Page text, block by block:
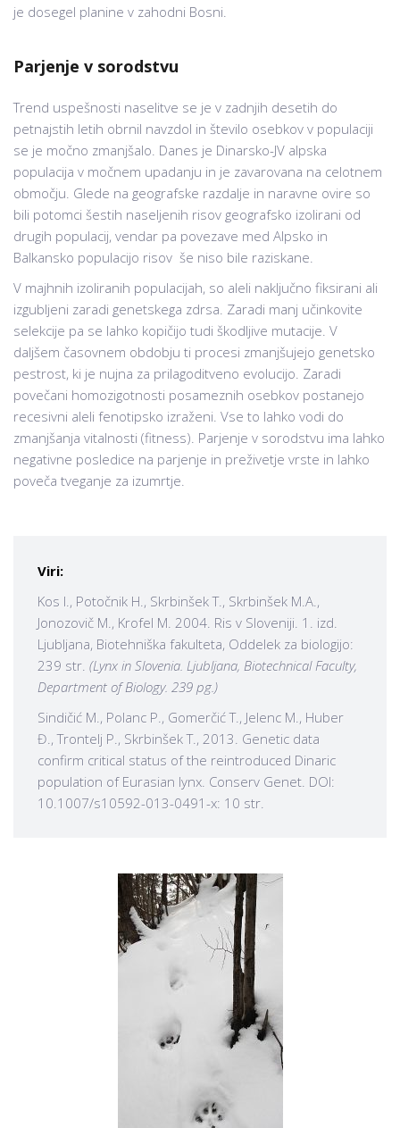
je dosegel planine v zahodni Bosni.
Parjenje v sorodstvu
Trend uspešnosti naselitve se je v zadnjih desetih do
petnajstih letih obrnil navzdol in število osebkov v populaciji
se je močno zmanjšalo. Danes je Dinarsko-JV alpska
populacija v močnem upadanju in je zavarovana na celotnem
območju. Glede na geografske razdalje in naravne ovire so
bili potomci šestih naseljenih risov geografsko izolirani od
drugih populacij, vendar pa povezave med Alpsko in
Balkansko populacijo risov še niso bile raziskane.
V majhnih izoliranih populacijah, so aleli naključno fiksirani ali
izgubljeni zaradi genetskega zdrsa. Zaradi manj učinkovite
selekcije pa se lahko kopičijo tudi škodljive mutacije. V
daljšem časovnem obdobju ti procesi zmanjšujejo genetsko
pestrost, ki je nujna za prilagoditveno evolucijo. Zaradi
povečani homozigotnosti posameznih osebkov postanejo
recesivni aleli fenotipsko izraženi. Vse to lahko vodi do
zmanjšanja vitalnosti (fitness). Parjenje v sorodstvu ima lahko
negativne posledice na parjenje in preživetje vrste in lahko
poveča tveganje za izumrtje.
Viri:
Kos I., Potočnik H., Skrbinšek T., Skrbinšek M.A.,
Jonozovič M., Krofel M. 2004. Ris v Sloveniji. 1. izd.
Ljubljana, Biotehniška fakulteta, Oddelek za biologijo:
239 str. (Lynx in Slovenia. Ljubljana, Biotechnical Faculty,
Department of Biology. 239 pg.)
Sindičić M., Polanc P., Gomerčić T., Jelenc M., Huber
Đ., Trontelj P., Skrbinšek T., 2013. Genetic data
confirm critical status of the reintroduced Dinaric
population of Eurasian lynx. Conserv Genet. DOI:
10.1007/s10592-013-0491-x: 10 str.